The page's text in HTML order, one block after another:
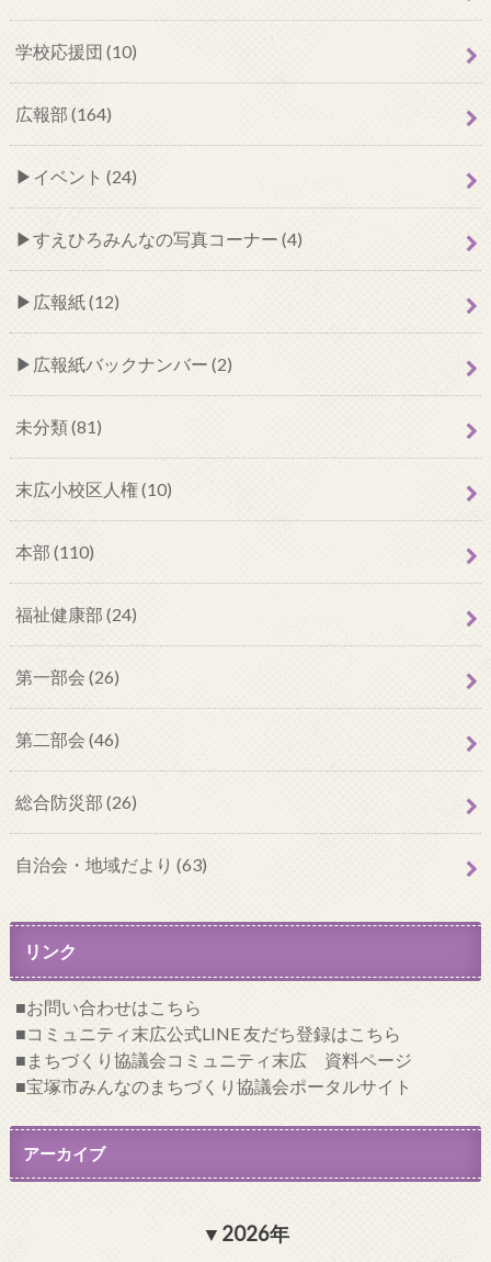
学校応援団 (10)
広報部 (164)
イベント (24)
すえひろみんなの写真コーナー (4)
広報紙 (12)
広報紙バックナンバー (2)
未分類 (81)
末広小校区人権 (10)
本部 (110)
福祉健康部 (24)
第一部会 (26)
第二部会 (46)
総合防災部 (26)
自治会・地域だより (63)
リンク
お問い合わせはこちら
コミュニティ末広公式LINE 友だち登録はこちら
まちづくり協議会コミュニティ末広 資料ページ
宝塚市みんなのまちづくり協議会ポータルサイト
アーカイブ
2026年